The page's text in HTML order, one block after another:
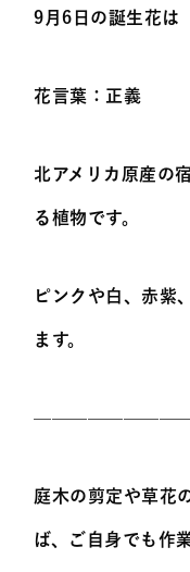
9月6日の誕生花は
花言葉： 正義
北アメリカ原産の
る植物です。
ピンクや白、赤紫
ます。
庭木の剪定や草花
ば、ご自身でも作